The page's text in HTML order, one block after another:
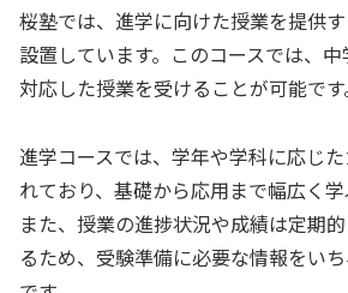
桜塾では、進学に向けた授業を提供
設置しています。このコースでは、
対応した授業を受けることが可能です
進学コースでは、学年や学科に応じ
れており、基礎から応用まで幅広く学
また、授業の進捗状況や成績は定期
るため、受験準備に必要な情報をい